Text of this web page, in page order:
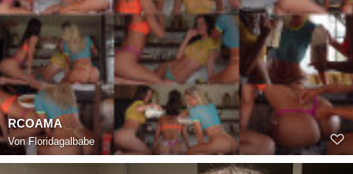
RCOAMA
VonFloridagalbabe